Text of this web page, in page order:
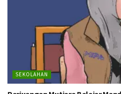
SEKOLAHAN